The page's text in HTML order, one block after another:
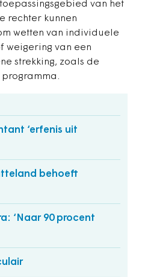
van het
rechter kunnen
wetten van individuele
weigering van een
strekking, zoals de
‘erfenis uit
behoeft
‘Naar 90 procent